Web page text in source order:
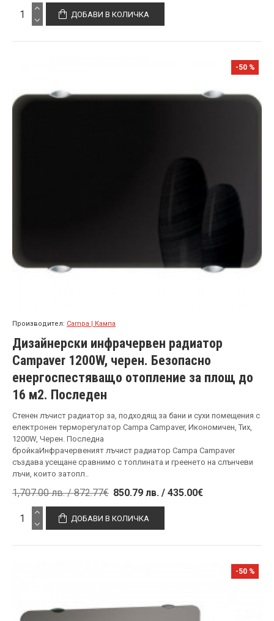
ДОБАВИ В КОЛИЧКА
-50 %
Производител: Campa | Кампа
Дизайнерски инфрачервен радиатор
Campaver 1200W, черен. Безопасно
енергоспестяващо отопление за площ до
16 м2. Последен
Стенен лъчист радиатор за, подходящ за бани и сухи помещения с
електронен терморегулатор Campa Campaver, Икономичен, Тих,
1200W, Черен. Последна
бройкаИнфрачервеният лъчист радиатор Campa Campaver
създава усещане сравнимо с топлината и греенето на слънчеви
лъчи, които затопл..
850.79 лв. / 435.00€
1,707.00 лв. / 872.77€
ДОБАВИ В КОЛИЧКА
-50 %